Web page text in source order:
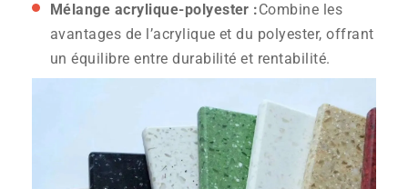
Mélange acrylique-polyester :Combine les
avantages de l’acrylique et du polyester, offrant
un équilibre entre durabilité et rentabilité.